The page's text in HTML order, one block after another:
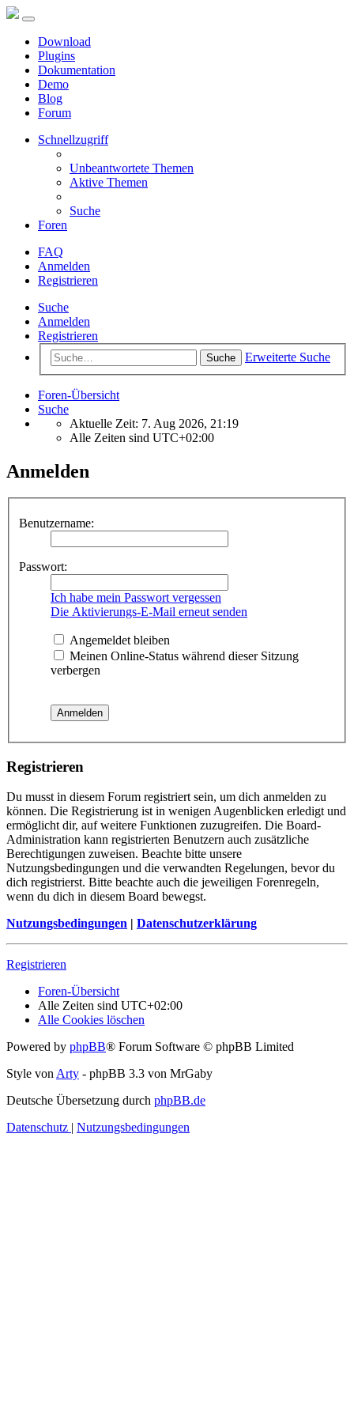
Download
Plugins
Dokumentation
Demo
Blog
Forum
Schnellzugriff
Unbeantwortete Themen
Aktive Themen
Suche
Foren
FAQ
Anmelden
Registrieren
Suche
Anmelden
Registrieren
Suche Erweiterte Suche
Foren-Übersicht
Suche
Aktuelle Zeit: 7. Aug 2026, 21:19
Alle Zeiten sind UTC+02:00
Anmelden
Benutzername:
Passwort:
Ich habe mein Passwort vergessen
Die Aktivierungs-E-Mail erneut senden
Angemeldet bleiben
Meinen Online-Status während dieser Sitzung
verbergen
Registrieren
Du musst in diesem Forum registriert sein, um dich anmelden zu
können. Die Registrierung ist in wenigen Augenblicken erledigt und
ermöglicht dir, auf weitere Funktionen zuzugreifen. Die Board-
Administration kann registrierten Benutzern auch zusätzliche
Berechtigungen zuweisen. Beachte bitte unsere
Nutzungsbedingungen und die verwandten Regelungen, bevor du
dich registrierst. Bitte beachte auch die jeweiligen Forenregeln,
wenn du dich in diesem Board bewegst.
Nutzungsbedingungen | Datenschutzerklärung
Registrieren
Foren-Übersicht
Alle Zeiten sind UTC+02:00
Alle Cookies löschen
Powered by phpBB® Forum Software © phpBB Limited
Style vonArty - phpBB 3.3 von MrGaby
Deutsche Übersetzung durch phpBB.de
Datenschutz | Nutzungsbedingungen